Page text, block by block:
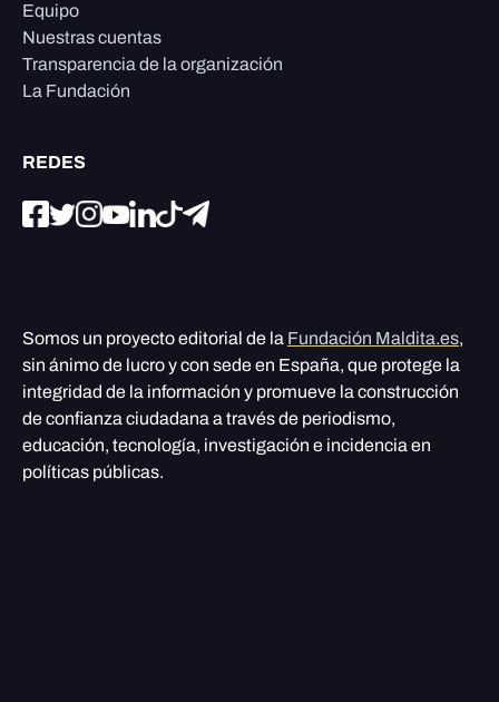
Equipo
Nuestras cuentas
Transparencia de la organización
La Fundación
REDES
Somos un proyecto editorial de la Fundación Maldita.es,
sin ánimo de lucro y con sede en España, que protege la
integridad de la información y promueve la construcción
de confianza ciudadana a través de periodismo,
educación, tecnología, investigación e incidencia en
políticas públicas.